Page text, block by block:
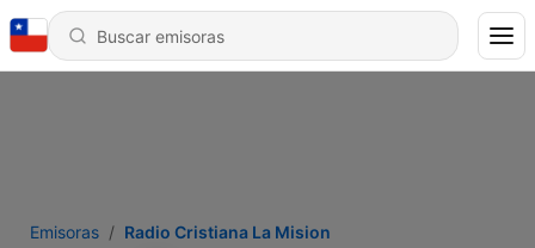
Emisoras Radio Cristiana La Mision